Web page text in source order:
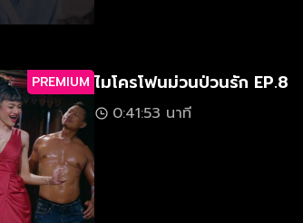
PREMIUM ไมโครโฟนม่วนป่วนรัก EP.8
0:41:53 นาที